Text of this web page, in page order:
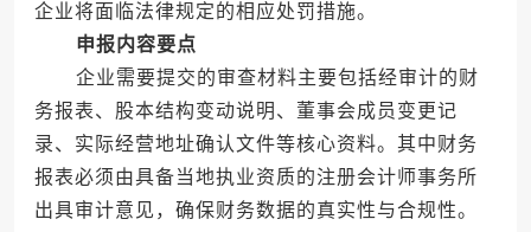
企业将面临法律规定的相应处罚措施。
申报内容要点
企业需要提交的审查材料主要包括经审计的财
务报表、股本结构变动说明、董事会成员变更记
录、实际经营地址确认文件等核心资料。其中财务
报表必须由具备当地执业资质的注册会计师事务所
出具审计意见，确保财务数据的真实性与合规性。